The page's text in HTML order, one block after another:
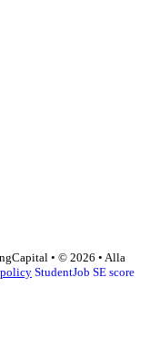
• © 2026 • Alla
StudentJob SE score